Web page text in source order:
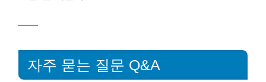
——
자주 묻는 질문 Q&A